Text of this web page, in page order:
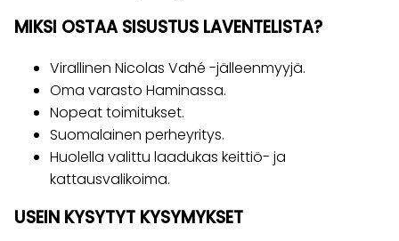
MIKSI OSTAA SISUSTUS LAVENTELISTA?
Virallinen Nicolas Vahé -jälleenmyyjä.
Oma varasto Haminassa.
Nopeat toimitukset.
Suomalainen perheyritys.
Huolella valittu laadukas keittiö- ja
kattausvalikoima.
USEIN KYSYTYT KYSYMYKSET